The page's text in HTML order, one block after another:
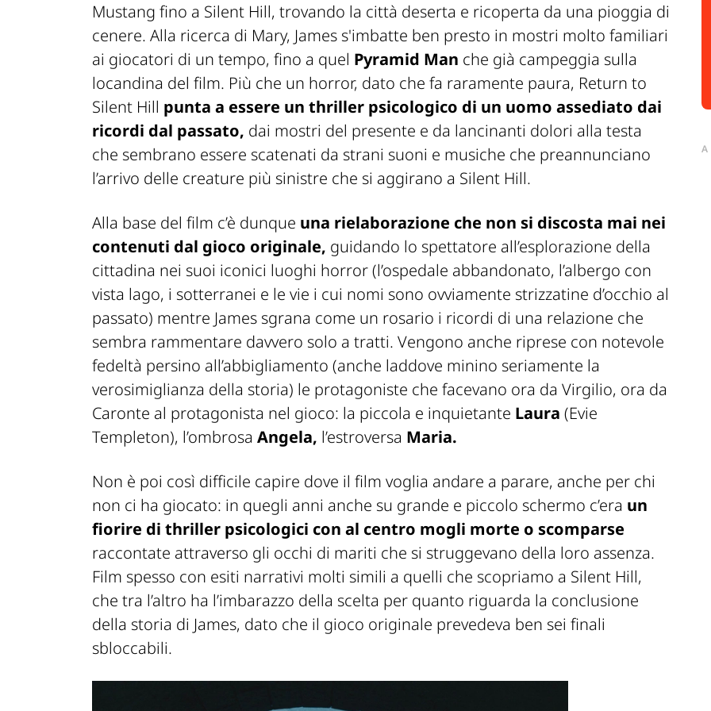
Mustang fino a Silent Hill, trovando la città deserta e ricoperta da una pioggia di
cenere. Alla ricerca di Mary, James s'imbatte ben presto in mostri molto familiari
ai giocatori di un tempo, fino a quel Pyramid Man che già campeggia sulla
locandina del film. Più che un horror, dato che fa raramente paura, Return to
Silent Hill punta a essere un thriller psicologico di un uomo assediato dai
ricordi dal passato, dai mostri del presente e da lancinanti dolori alla testa
che sembrano essere scatenati da strani suoni e musiche che preannunciano
l’arrivo delle creature più sinistre che si aggirano a Silent Hill.
Alla base del film c’è dunque una rielaborazione che non si discosta mai nei
contenuti dal gioco originale, guidando lo spettatore all’esplorazione della
cittadina nei suoi iconici luoghi horror (l’ospedale abbandonato, l’albergo con
vista lago, i sotterranei e le vie i cui nomi sono ovviamente strizzatine d’occhio al
passato) mentre James sgrana come un rosario i ricordi di una relazione che
sembra rammentare davvero solo a tratti. Vengono anche riprese con notevole
fedeltà persino all’abbigliamento (anche laddove minino seriamente la
verosimiglianza della storia) le protagoniste che facevano ora da Virgilio, ora da
Caronte al protagonista nel gioco: la piccola e inquietante Laura (Evie
Templeton), l’ombrosa Angela, l’estroversa Maria.
Non è poi così difficile capire dove il film voglia andare a parare, anche per chi
non ci ha giocato: in quegli anni anche su grande e piccolo schermo c’era un
fiorire di thriller psicologici con al centro mogli morte o scomparse
raccontate attraverso gli occhi di mariti che si struggevano della loro assenza.
Film spesso con esiti narrativi molti simili a quelli che scopriamo a Silent Hill,
che tra l’altro ha l’imbarazzo della scelta per quanto riguarda la conclusione
della storia di James, dato che il gioco originale prevedeva ben sei finali
sbloccabili.